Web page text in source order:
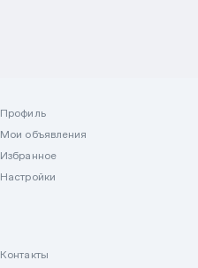
Профиль
Мои объявления
Избранное
Настройки
Контакты